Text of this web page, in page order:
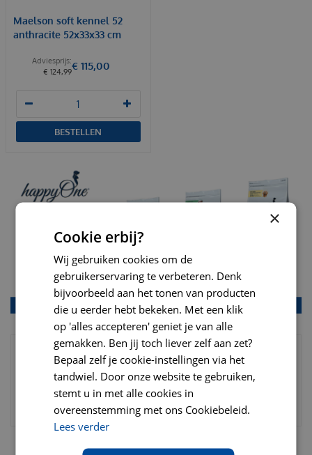
Maelson soft kennel 52
anthracite 52x33x33 cm
€ 124,99€ 115,00
BESTELLEN
×
Cookie erbij?
Wij gebruiken cookies om de
gebruikerservaring te verbeteren. Denk
bijvoorbeeld aan het tonen van producten
die u eerder hebt bekeken. Met een klik
op 'alles accepteren' geniet je van alle
gemakken. Ben jij toch liever zelf aan zet?
Bepaal zelf je cookie-instellingen via het
tandwiel. Door onze website te gebruiken,
stemt u in met alle cookies in
overeenstemming met ons Cookiebeleid.
Lees verder